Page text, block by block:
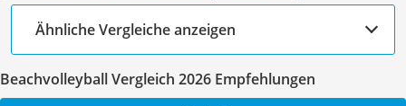
Ähnliche Vergleiche anzeigen
Beachvolleyball Vergleich 2026 Empfehlungen